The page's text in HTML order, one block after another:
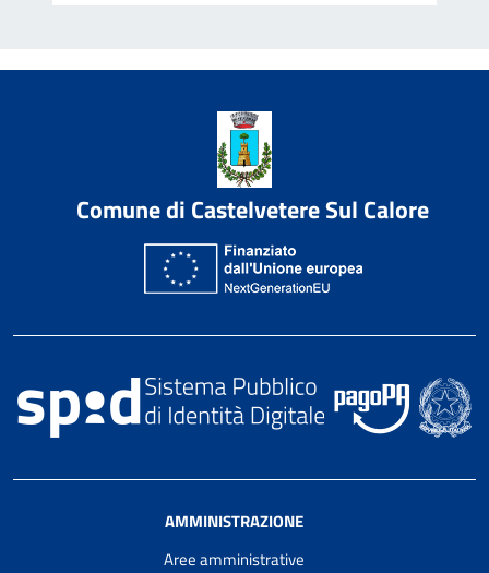
Comune di Castelvetere Sul Calore
AMMINISTRAZIONE
Aree amministrative